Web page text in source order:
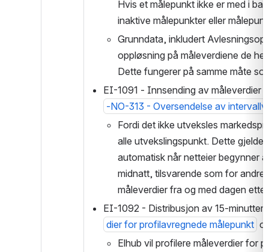
Hvis et målepunkt ikke er med i
inaktive målepunkter eller
Grunndata, inkludert
oppløsning på måleverdiene de
Dette fungerer på samme måte
EI-1091 - Innsending av måleverdier
-NO-313 - Oversendelse av
Fordi det ikke utveksles
alle utvekslingspunkt. Dette
automatisk når netteier begynner
midnatt, tilsvarende som for andre
måleverdier fra og med dagen
EI-1092 - Distribusjon av 15-
dier for profilavregnede målepunkt
Elhub vil profilere måleverdier for